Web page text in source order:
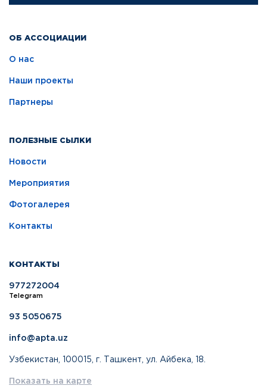
ОБ АССОЦИАЦИИ
О нас
Наши проекты
Партнеры
ПОЛЕЗНЫЕ СЫЛКИ
Новости
Мероприятия
Фотогалерея
Контакты
КОНТАКТЫ
977272004
Telegram
93 5050675
info@apta.uz
Узбекистан, 100015, г. Ташкент, ул. Айбека, 18.
Показать на карте